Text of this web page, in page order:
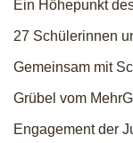
Ein Höhepunkt
27 Schülerinnen
Gemeinsam mit
Grübel vom
Engagement der